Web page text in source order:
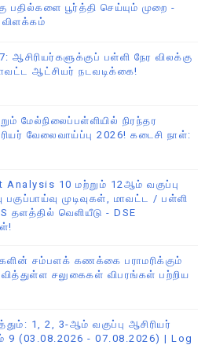
பதில்களை பூர்த்தி செய்யும் முறை -
விளக்கம்
ஆசிரியர்களுக்குப் பள்ளி நேர விலக்கு
ஆட்சியர் நடவடிக்கை!
மேல்நிலைப்பள்ளியில் நிரந்தர
வேலைவாய்ப்பு 2026! கடைசி நாள்:
Analysis 10 மற்றும் 12ஆம் வகுப்பு
பகுப்பாய்வு முடிவுகள், மாவட்ட / பள்ளி
தளத்தில் வெளியீடு - DSE
சம்பளக் கணக்கை பராமரிக்கும்
சலுகைகள் விபரங்கள் பற்றிய
1, 2, 3-ஆம் வகுப்பு ஆசிரியர்
9 (03.08.2026 - 07.08.2026) | Log